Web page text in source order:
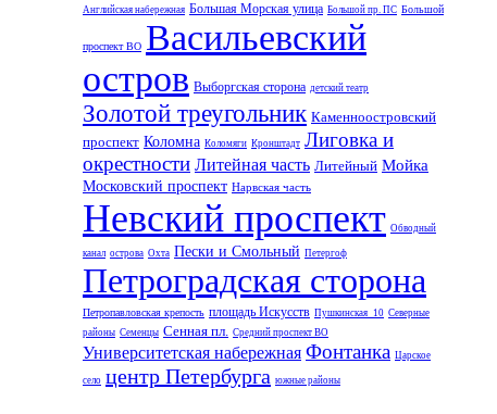
Английская набережная Большая Морская улица Большой пр. ПС Большой
проспект ВО Васильевский
остров Выборгская сторона детский театр
Золотой треугольник Каменноостровский
проспект Коломна Коломяги Кронштадт Лиговка и
окрестности Литейная часть Литейный Мойка
Московский проспект Нарвская часть
Невский проспект Обводный
канал острова Охта Пески и Смольный Петергоф
Петроградская сторона
Петропавловская крепость площадь Искусств Пушкинская_10 Северные
районы Семенцы Сенная пл. Средний проспект ВО
Университетская набережная Фонтанка Царское
село центр Петербурга южные районы